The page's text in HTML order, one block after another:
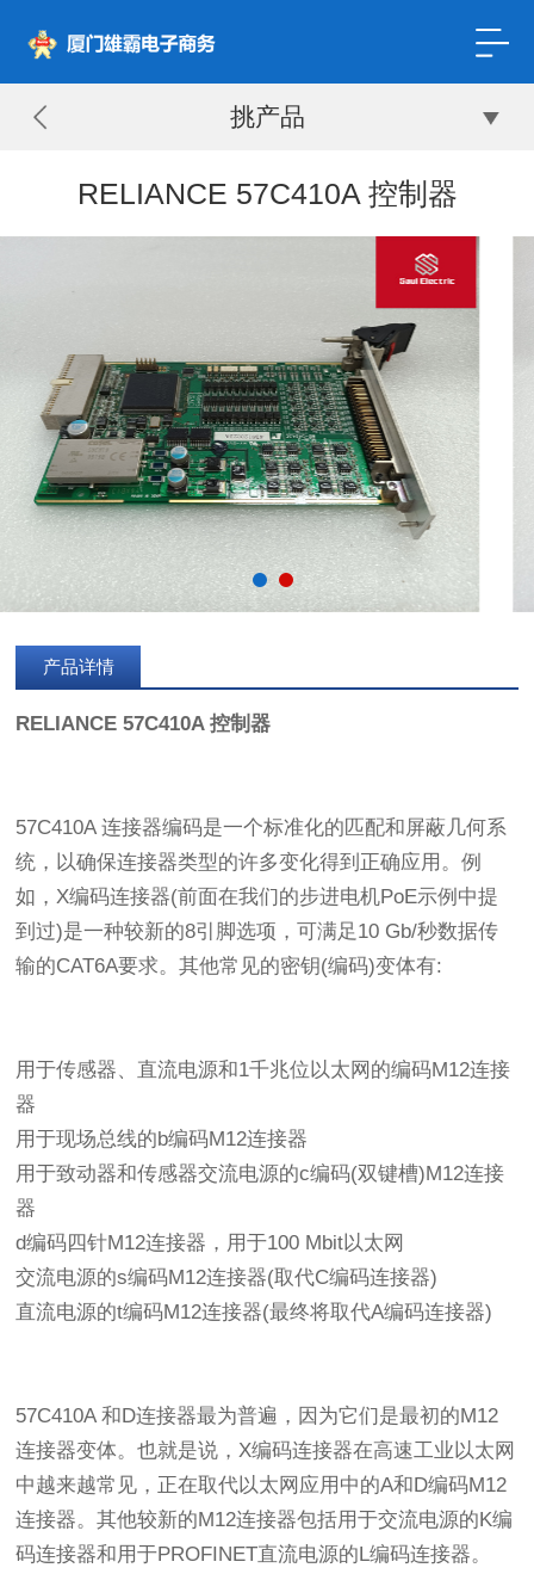
挑产品
RELIANCE 57C410A 控制器
产品详情
RELIANCE 57C410A 控制器
57C410A 连接器编码是一个标准化的匹配和屏蔽几何系
统，以确保连接器类型的许多变化得到正确应用。例
如，X编码连接器(前面在我们的步进电机PoE示例中提
到过)是一种较新的8引脚选项，可满足10 Gb/秒数据传
输的CAT6A要求。其他常见的密钥(编码)变体有:
用于传感器、直流电源和1千兆位以太网的编码M12连接
器
用于现场总线的b编码M12连接器
用于致动器和传感器交流电源的c编码(双键槽)M12连接
器
d编码四针M12连接器，用于100 Mbit以太网
交流电源的s编码M12连接器(取代C编码连接器)
直流电源的t编码M12连接器(最终将取代A编码连接器)
57C410A 和D连接器最为普遍，因为它们是最初的M12
连接器变体。也就是说，X编码连接器在高速工业以太网
中越来越常见，正在取代以太网应用中的A和D编码M12
连接器。其他较新的M12连接器包括用于交流电源的K编
码连接器和用于PROFINET直流电源的L编码连接器。